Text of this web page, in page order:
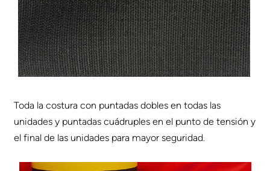
Toda la costura con puntadas dobles en todas las
unidades y puntadas cuádruples en el punto de tensión y
el final de las unidades para mayor seguridad.